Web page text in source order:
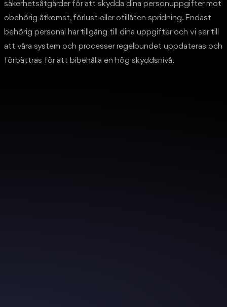
säkerhetsåtgärder för att skydda dina personuppgifter mot
obehörig åtkomst, förlust eller otillåten spridning. Endast
behörig personal har tillgång till dina uppgifter och vi ser till
att våra system och processer regelbundet uppdateras och
förbättras för att bibehålla en hög skyddsnivå.